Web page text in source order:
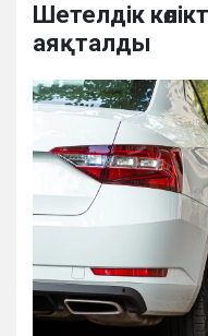
Шетелдік
аяқталды